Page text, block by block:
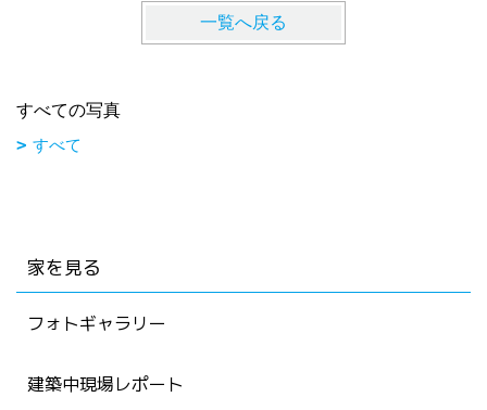
一覧へ戻る
すべての写真
すべて
家を見る
フォトギャラリー
建築中現場レポート